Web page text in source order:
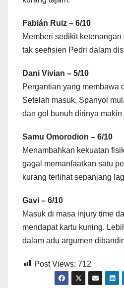
Fabián Ruiz – 6/10
Memberi sedikit
tak seefisien Pedri dalam
Dani Vivian – 5/10
Pergantian yang membawa
Setelah masuk, Spanyol
dan gol bunuh dirinya
Samu Omorodion – 6/10
Menambahkan kekuatan
gagal memanfaatkan satu
kurang terlihat sepanjang
Gavi – 6/10
Masuk di masa injury time
mendapat kartu kuning.
dalam adu argumen
Post Views: 712